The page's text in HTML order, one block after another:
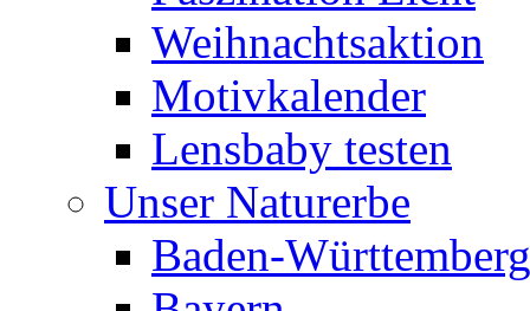
Weihnachtsaktion
Motivkalender
Lensbaby testen
Unser Naturerbe
Baden-Württemberg